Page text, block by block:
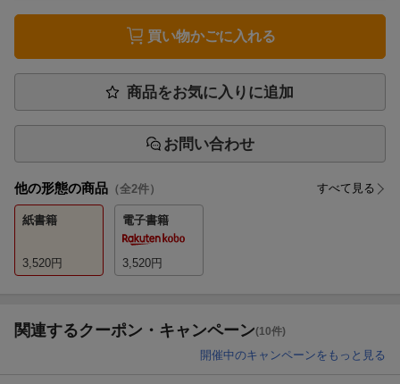
買い物かごに入れる
商品をお気に入りに追加
お問い合わせ
他の形態の商品 （全2件） すべて見る
紙書籍
3,520円
電子書籍
3,520円
関連するクーポン・キャンペーン(10件)
開催中のキャンペーンをもっと見る